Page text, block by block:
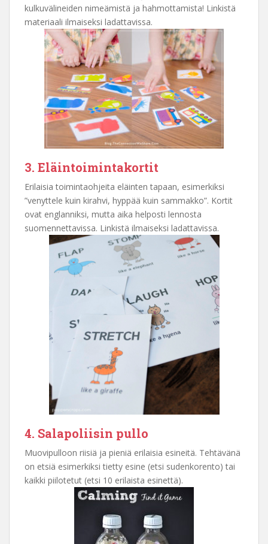
kulkuvälineiden nimeämistä ja hahmottamista! Linkistä
materiaali ilmaiseksi ladattavissa.
3. Eläintoimintakortit
Erilaisia toimintaohjeita eläinten tapaan, esimerkiksi
”venyttele kuin kirahvi, hyppää kuin sammakko”. Kortit
ovat englanniksi, mutta aika helposti lennosta
suomennettavissa. Linkistä ilmaiseksi ladattavissa.
4. Salapoliisin pullo
Muovipulloon riisiä ja pieniä erilaisia esineitä. Tehtävänä
on etsiä esimerkiksi tietty esine (etsi sudenkorento) tai
kaikki piilotetut (etsi 10 erilaista esinettä).